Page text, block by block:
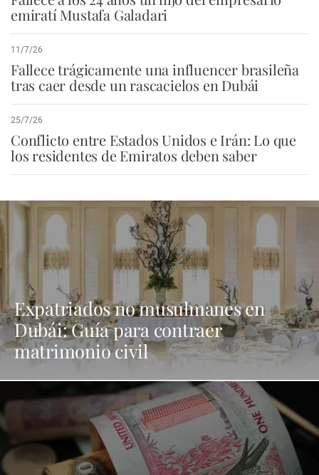
emiratí Mustafa Galadari
11/7/26
Fallece trágicamente una influencer brasileña
tras caer desde un rascacielos en Dubái
25/7/26
Conflicto entre Estados Unidos e Irán: Lo que
los residentes de Emiratos deben saber
Expatriados no musulmanes en
Dubái: Guía para contraer
matrimonio civil